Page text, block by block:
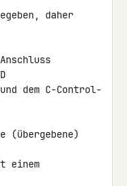
daher
dem C-Control-
(übergebene)
einem